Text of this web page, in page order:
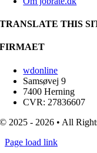
TRANSLATE THIS
FIRMAET
wdonline
Samsøvej 9
7400 Herning
CVR: 27836607
© 2025 - 2026 • All
Page load link